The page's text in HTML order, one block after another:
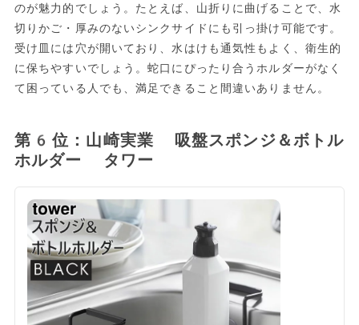
のが魅力的でしょう。たとえば、山折りに曲げることで、水
切りかご・厚みのないシンクサイドにも引っ掛け可能です。
受け皿には穴が開いており、水はけも通気性もよく、衛生的
に保ちやすいでしょう。蛇口にぴったり合うホルダーがなく
て困っている人でも、満足できること間違いありません。
第6位：山崎実業 吸盤スポンジ＆ボトル
ホルダー タワー